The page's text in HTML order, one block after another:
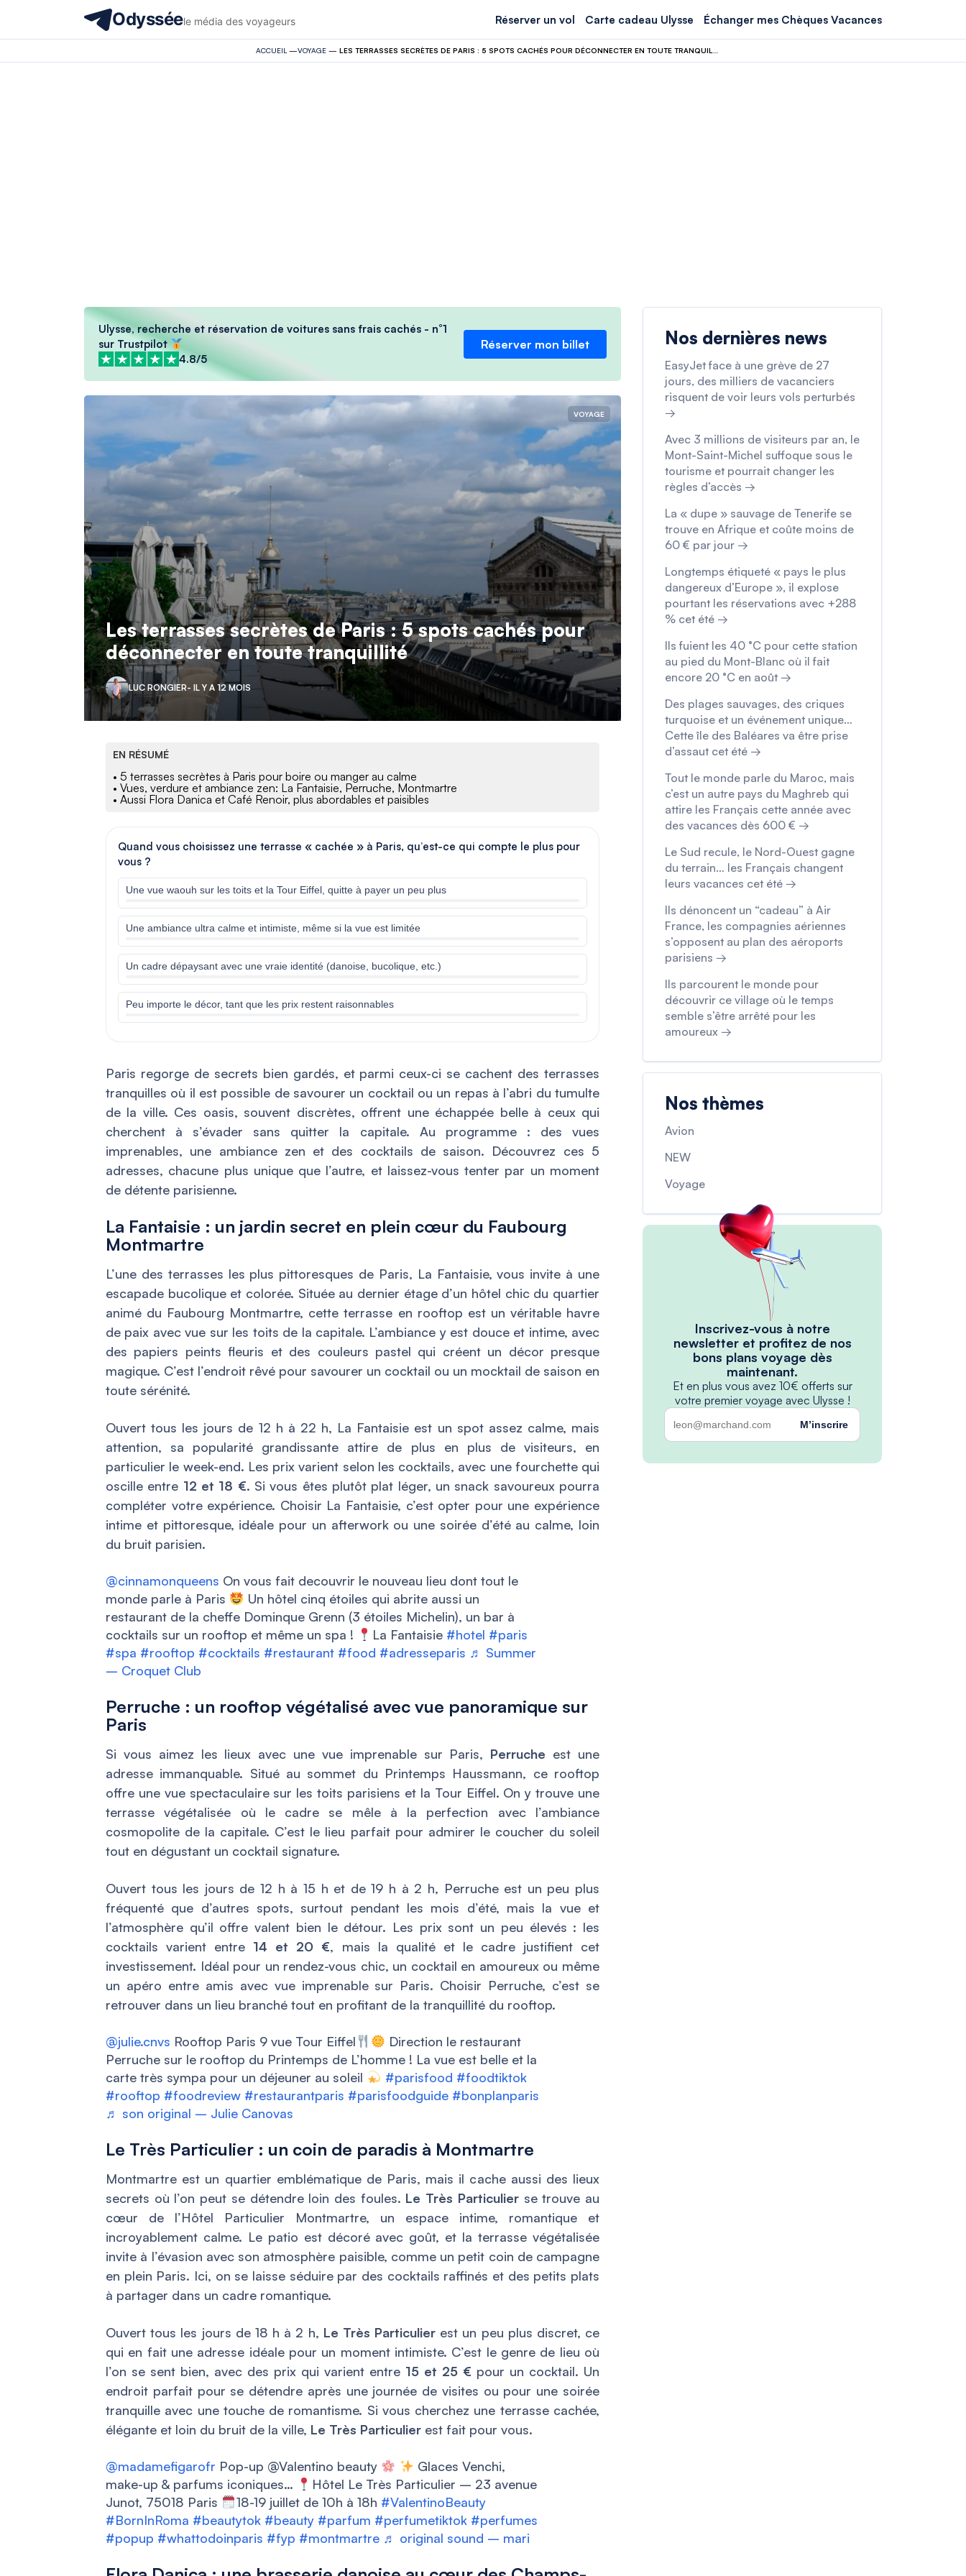
Odysséele média des voyageurs Réserver un vol Carte cadeau Ulysse Échanger mes Chèques Vacances
ACCUEIL —VOYAGE—
Ulysse, recherche et réservation de voitures sans frais cachés - n°1
sur Trustpilot
4.8/5
Réserver mon billet
VOYAGE
Les terrasses secrètes de Paris : 5 spots cachés pour
déconnecter en toute tranquillité
LUC RONGIER- IL Y A 12 MOIS
EN RÉSUMÉ
• 5 terrasses secrètes à Paris pour boire ou manger au calme
• Vues, verdure et ambiance zen: La Fantaisie, Perruche, Montmartre
• Aussi Flora Danica et Café Renoir, plus abordables et paisibles
Quand vous choisissez une terrasse « cachée » à Paris, qu’est-ce qui compte le plus pour
vous ?
Une vue waouh sur les toits et la Tour Eiffel, quitte à payer un peu plus
Une ambiance ultra calme et intimiste, même si la vue est limitée
Un cadre dépaysant avec une vraie identité (danoise, bucolique, etc.)
Peu importe le décor, tant que les prix restent raisonnables
Paris regorge de secrets bien gardés, et parmi ceux-ci se cachent des terrasses
tranquilles où il est possible de savourer un cocktail ou un repas à l’abri du tumulte
de la ville. Ces oasis, souvent discrètes, offrent une échappée belle à ceux qui
cherchent à s’évader sans quitter la capitale. Au programme : des vues
imprenables, une ambiance zen et des cocktails de saison. Découvrez ces 5
adresses, chacune plus unique que l’autre, et laissez-vous tenter par un moment
de détente parisienne.
La Fantaisie : un jardin secret en plein cœur du Faubourg
Montmartre
L’une des terrasses les plus pittoresques de Paris, La Fantaisie, vous invite à une
escapade bucolique et colorée. Située au dernier étage d’un hôtel chic du quartier
animé du Faubourg Montmartre, cette terrasse en rooftop est un véritable havre
de paix avec vue sur les toits de la capitale. L’ambiance y est douce et intime, avec
des papiers peints fleuris et des couleurs pastel qui créent un décor presque
magique. C’est l’endroit rêvé pour savourer un cocktail ou un mocktail de saison en
toute sérénité.
Ouvert tous les jours de 12 h à 22 h, La Fantaisie est un spot assez calme, mais
attention, sa popularité grandissante attire de plus en plus de visiteurs, en
particulier le week-end. Les prix varient selon les cocktails, avec une fourchette qui
oscille entre 12 et 18 €. Si vous êtes plutôt plat léger, un snack savoureux pourra
compléter votre expérience. Choisir La Fantaisie, c’est opter pour une expérience
intime et pittoresque, idéale pour un afterwork ou une soirée d’été au calme, loin
du bruit parisien.
@cinnamonqueens On vous fait decouvrir le nouveau lieu dont tout le
monde parle à Paris
Un hôtel cinq étoiles qui abrite aussi un
restaurant de la cheffe Dominque Grenn (3 étoiles Michelin), un bar à
cocktails sur un rooftop et même un spa !
La Fantaisie #hotel #paris
#spa #rooftop #cocktails #restaurant #food #adresseparis ♬ Summer
– Croquet Club
Perruche : un rooftop végétalisé avec vue panoramique sur
Paris
Si vous aimez les lieux avec une vue imprenable sur Paris, Perruche est une
adresse immanquable. Situé au sommet du Printemps Haussmann, ce rooftop
offre une vue spectaculaire sur les toits parisiens et la Tour Eiffel. On y trouve une
terrasse végétalisée où le cadre se mêle à la perfection avec l’ambiance
cosmopolite de la capitale. C’est le lieu parfait pour admirer le coucher du soleil
tout en dégustant un cocktail signature.
Ouvert tous les jours de 12 h à 15 h et de 19 h à 2 h, Perruche est un peu plus
fréquenté que d’autres spots, surtout pendant les mois d’été, mais la vue et
l’atmosphère qu’il offre valent bien le détour. Les prix sont un peu élevés : les
cocktails varient entre 14 et 20 €, mais la qualité et le cadre justifient cet
investissement. Idéal pour un rendez-vous chic, un cocktail en amoureux ou même
un apéro entre amis avec vue imprenable sur Paris. Choisir Perruche, c’est se
retrouver dans un lieu branché tout en profitant de la tranquillité du rooftop.
@julie.cnvs Rooftop Paris 9 vue Tour Eiffel
Direction le restaurant
Perruche sur le rooftop du Printemps de L’homme ! La vue est belle et la
carte très sympa pour un déjeuner au soleil
#parisfood #foodtiktok
#rooftop #foodreview #restaurantparis #parisfoodguide #bonplanparis
♬ son original – Julie Canovas
Le Très Particulier : un coin de paradis à Montmartre
Montmartre est un quartier emblématique de Paris, mais il cache aussi des lieux
secrets où l’on peut se détendre loin des foules. Le Très Particulierse trouve au
cœur de l’Hôtel Particulier Montmartre, un espace intime, romantique et
incroyablement calme. Le patio est décoré avec goût, et la terrasse végétalisée
invite à l’évasion avec son atmosphère paisible, comme un petit coin de campagne
en plein Paris. Ici, on se laisse séduire par des cocktails raffinés et des petits plats
à partager dans un cadre romantique.
Ouvert tous les jours de 18 h à 2 h, Le Très Particulier est un peu plus discret, ce
qui en fait une adresse idéale pour un moment intimiste. C’est le genre de lieu où
l’on se sent bien, avec des prix qui varient entre 15 et 25 € pour un cocktail. Un
endroit parfait pour se détendre après une journée de visites ou pour une soirée
tranquille avec une touche de romantisme. Si vous cherchez une terrasse cachée,
élégante et loin du bruit de la ville, Le Très Particulier est fait pour vous.
@madamefigarofr Pop-up @Valentino beauty
Glaces Venchi,
make-up & parfums iconiques…
Hôtel Le Très Particulier – 23 avenue
Junot, 75018 Paris
18-19 juillet de 10h à 18h #ValentinoBeauty
#BornInRoma #beautytok #beauty #parfum #perfumetiktok #perfumes
#popup #whattodoinparis #fyp #montmartre ♬ original sound – mari
Nos dernières news
EasyJet face à une grève de 27
jours, des milliers de vacanciers
risquent de voir leurs vols perturbés
→
Avec 3 millions de visiteurs par an, le
Mont-Saint-Michel suffoque sous le
tourisme et pourrait changer les
règles d’accès →
La « dupe » sauvage de Tenerife se
trouve en Afrique et coûte moins de
60 € par jour →
Longtemps étiqueté « pays le plus
dangereux d’Europe », il explose
pourtant les réservations avec +288
% cet été →
Ils fuient les 40 °C pour cette station
au pied du Mont-Blanc où il fait
encore 20 °C en août →
Des plages sauvages, des criques
turquoise et un événement unique…
Cette île des Baléares va être prise
d’assaut cet été →
Tout le monde parle du Maroc, mais
c’est un autre pays du Maghreb qui
attire les Français cette année avec
des vacances dès 600 € →
Le Sud recule, le Nord-Ouest gagne
du terrain… les Français changent
leurs vacances cet été →
Ils dénoncent un “cadeau” à Air
France, les compagnies aériennes
s’opposent au plan des aéroports
parisiens →
Ils parcourent le monde pour
découvrir ce village où le temps
semble s’être arrêté pour les
amoureux →
Nos thèmes
Avion
NEW
Voyage
Inscrivez-vous à notre
newsletter et profitez de nos
bons plans voyage dès
maintenant.
Et en plus vous avez 10€ offerts sur
votre premier voyage avec Ulysse !
M’inscrire